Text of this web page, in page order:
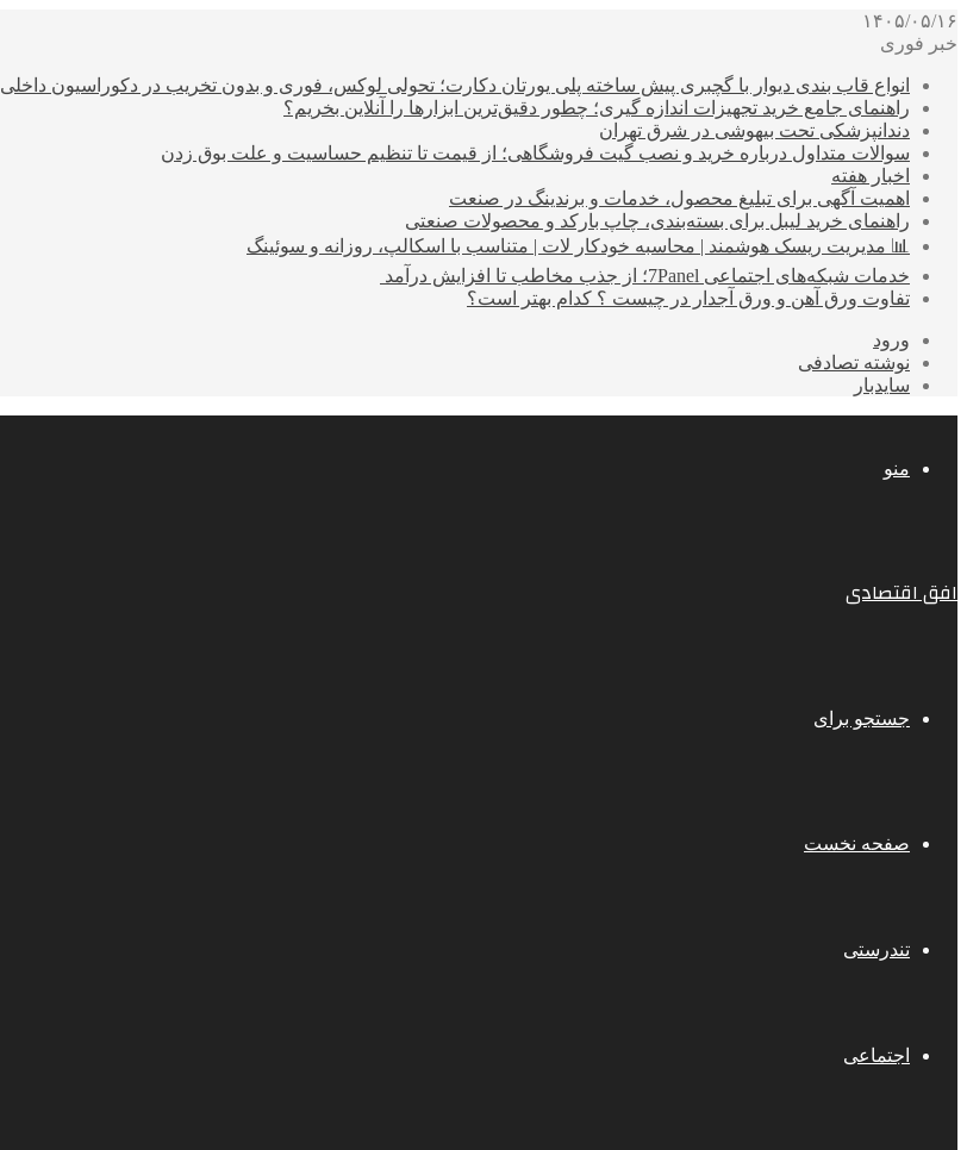
۱۴۰۵/۰۵/۱۶
خبر فوری
انواع قاب بندی دیوار با گچبری پیش ساخته پلی یورتان دکارت؛ تحولی لوکس، فوری و بدون تخریب در دکوراسیون داخلی
راهنمای جامع خرید تجهیزات اندازه گیری؛ چطور دقیق‌ترین ابزارها را آنلاین بخریم؟
دندانپزشکی تحت بیهوشی در شرق تهران
سوالات متداول درباره خرید و نصب گیت فروشگاهی؛ از قیمت تا تنظیم حساسیت و علت بوق زدن
اخبار هفته
اهمیت آگهی برای تبلیغ محصول، خدمات و برندینگ در صنعت
راهنمای خرید لیبل برای بسته‌بندی، چاپ بارکد و محصولات صنعتی
📊 مدیریت ریسک هوشمند | محاسبه خودکار لات | متناسب با اسکالپ، روزانه و سوئینگ
خدمات شبکه‌های اجتماعی 7Panel؛ از جذب مخاطب تا افزایش درآمد
تفاوت ورق آهن و ورق آجدار در چیست ؟ کدام بهتر است؟
ورود
نوشته تصادفی
سایدبار
منو
افق اقتصادی
جستجو برای
صفحه نخست
تندرستی
اجتماعی